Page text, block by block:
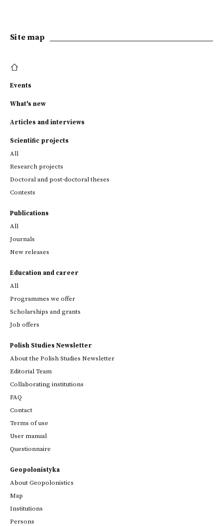
Site map
Events
What's new
Articles and interviews
Scientific projects
All
Research projects
Doctoral and post-doctoral theses
Contests
Publications
All
Journals
New releases
Education and career
All
Programmes we offer
Scholarships and grants
Job offers
Polish Studies Newsletter
About the Polish Studies Newsletter
Editorial Team
Collaborating institutions
FAQ
Contact
Terms of use
User manual
Questionnaire
Geopolonistyka
About Geopolonistics
Map
Institutions
Persons